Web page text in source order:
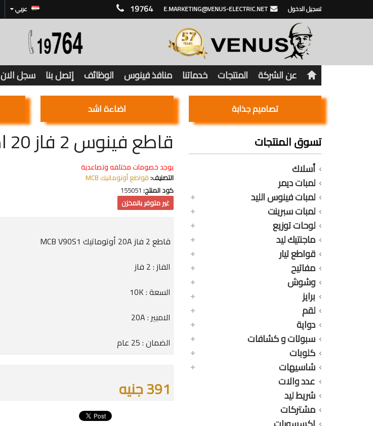
19764 E.MARKETING@VENUS-ELECTRIC.NET تسجيل الدخول عربي
عن الشركة المنتجات خدماتنا منافذ فينوس الوظائف إتصل بنا سجل الان
تصاميم جذابة اضاءة اشد
تسوق المنتجات
أسلاك
لمبات ديمر
لمبات فينوس الليد
لمبات سبرينت
لوحات توزيع
ماجنتيك ليد
قواطع تيار
مفاتيح
وشوش
برايز
لقم
دواية
سبوتات و كشافات
كلوبات
شاسيهات
عدد والات
شريط ليد
مشتركات
قاطع فينوس 2 فاز 20 امبير 10 كيلو V90S1
يوجد خصومات مختلفه وتصاعدية
التصنيف:قواطع أوتوماتيك MCB
كود المنتج: 155051
غير متوفر بالمخزن
قاطع 2 فاز 20A أوتوماتيك MCB V90S1
الفاز : 2 فاز
السعة : 10K
الامبير : 20A
الضمان : 25 عام
391 جنيه